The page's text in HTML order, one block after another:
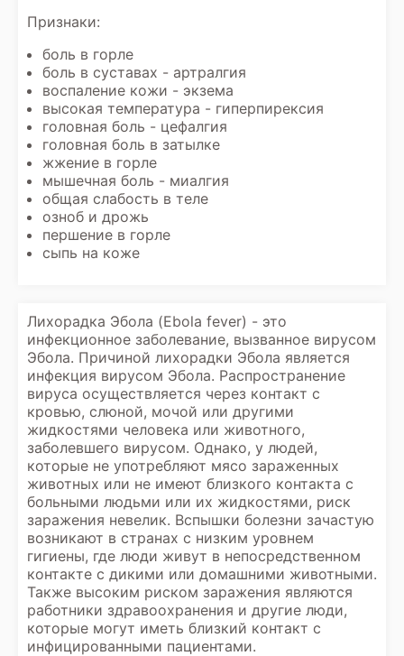
Признаки:
боль в горле
боль в суставах - артралгия
воспаление кожи - экзема
высокая температура - гиперпирексия
головная боль - цефалгия
головная боль в затылке
жжение в горле
мышечная боль - миалгия
общая слабость в теле
озноб и дрожь
першение в горле
сыпь на коже
Лихорадка Эбола (Ebola fever) - это
инфекционное заболевание, вызванное вирусом
Эбола. Причиной лихорадки Эбола является
инфекция вирусом Эбола. Распространение
вируса осуществляется через контакт с
кровью, слюной, мочой или другими
жидкостями человека или животного,
заболевшего вирусом. Однако, у людей,
которые не употребляют мясо зараженных
животных или не имеют близкого контакта с
больными людьми или их жидкостями, риск
заражения невелик. Вспышки болезни зачастую
возникают в странах с низким уровнем
гигиены, где люди живут в непосредственном
контакте с дикими или домашними животными.
Также высоким риском заражения являются
работники здравоохранения и другие люди,
которые могут иметь близкий контакт с
инфицированными пациентами.